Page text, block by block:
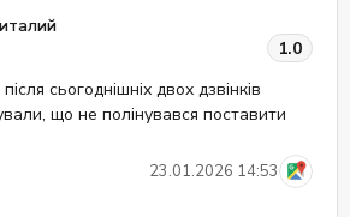
23.01.2026 14:53
1.0
сьогоднішніх двох дзвінків
що не полінувався поставити